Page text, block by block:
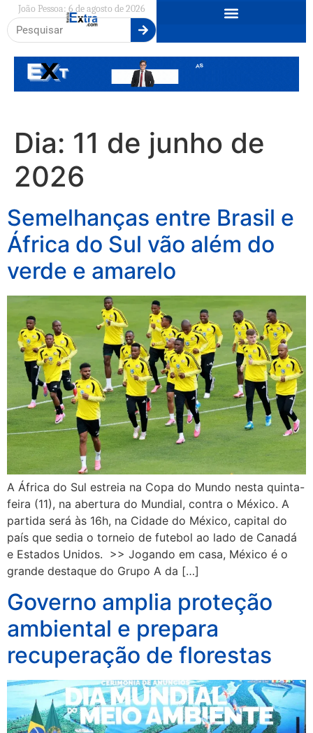
João Pessoa: 6 de agosto de 2026
Dia: 11 de junho de
2026
Semelhanças entre Brasil e
África do Sul vão além do
verde e amarelo
A África do Sul estreia na Copa do Mundo nesta quinta-
feira (11), na abertura do Mundial, contra o México. A
partida será às 16h, na Cidade do México, capital do
país que sedia o torneio de futebol ao lado de Canadá
e Estados Unidos. >> Jogando em casa, México é o
grande destaque do Grupo A da […]
Governo amplia proteção
ambiental e prepara
recuperação de florestas